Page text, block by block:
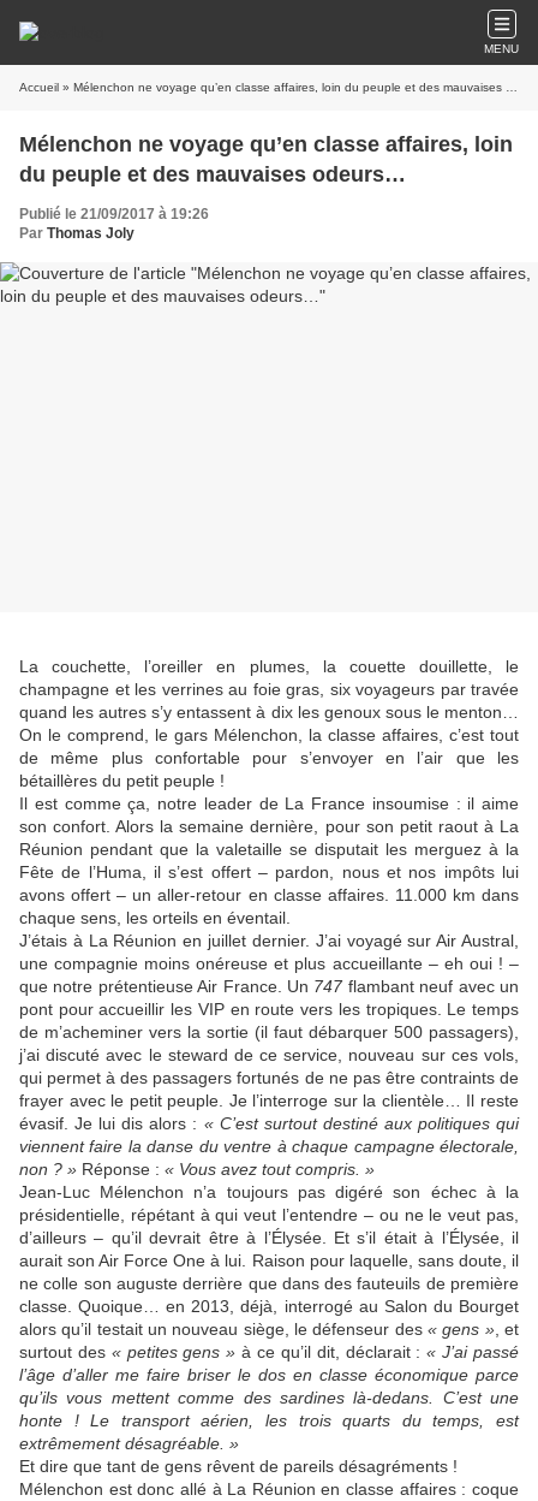
MENU
Accueil » Mélenchon ne voyage qu’en classe affaires, loin du peuple et des mauvaises odeurs…
Mélenchon ne voyage qu’en classe affaires, loin
du peuple et des mauvaises odeurs…
Publié le 21/09/2017 à 19:26
Par Thomas Joly
La couchette, l’oreiller en plumes, la couette douillette, le
champagne et les verrines au foie gras, six voyageurs par travée
quand les autres s’y entassent à dix les genoux sous le menton…
On le comprend, le gars Mélenchon, la classe affaires, c’est tout
de même plus confortable pour s’envoyer en l’air que les
bétaillères du petit peuple !
Il est comme ça, notre leader de La France insoumise : il aime
son confort. Alors la semaine dernière, pour son petit raout à La
Réunion pendant que la valetaille se disputait les merguez à la
Fête de l’Huma, il s’est offert – pardon, nous et nos impôts lui
avons offert – un aller-retour en classe affaires. 11.000 km dans
chaque sens, les orteils en éventail.
J’étais à La Réunion en juillet dernier. J’ai voyagé sur Air Austral,
une compagnie moins onéreuse et plus accueillante – eh oui ! –
que notre prétentieuse Air France. Un 747flambant neuf avec un
pont pour accueillir les VIP en route vers les tropiques. Le temps
de m’acheminer vers la sortie (il faut débarquer 500 passagers),
j’ai discuté avec le steward de ce service, nouveau sur ces vols,
qui permet à des passagers fortunés de ne pas être contraints de
frayer avec le petit peuple. Je l’interroge sur la clientèle… Il reste
évasif. Je lui dis alors : « C’est surtout destiné aux politiques qui
viennent faire la danse du ventre à chaque campagne électorale,
non ? » Réponse : « Vous avez tout compris. »
Jean-Luc Mélenchon n’a toujours pas digéré son échec à la
présidentielle, répétant à qui veut l’entendre – ou ne le veut pas,
d’ailleurs – qu’il devrait être à l’Élysée. Et s’il était à l’Élysée, il
aurait son Air Force One à lui. Raison pour laquelle, sans doute, il
ne colle son auguste derrière que dans des fauteuils de première
classe. Quoique… en 2013, déjà, interrogé au Salon du Bourget
alors qu’il testait un nouveau siège, le défenseur des « gens », et
surtout des « petites gens » à ce qu’il dit, déclarait :« J’ai passé
l’âge d’aller me faire briser le dos en classe économique parce
qu’ils vous mettent comme des sardines là-dedans. C’est une
honte ! Le transport aérien, les trois quarts du temps, est
extrêmement désagréable. »
Et dire que tant de gens rêvent de pareils désagréments !
Mélenchon est donc allé à La Réunion en classe affaires : coque